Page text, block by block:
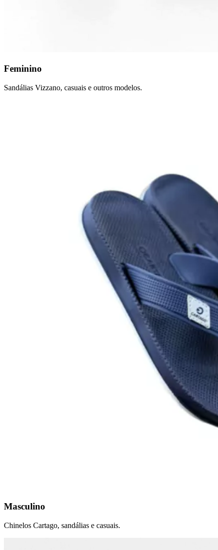
Feminino
Sandálias Vizzano, casuais e outros modelos.
Masculino
Chinelos Cartago, sandálias e casuais.